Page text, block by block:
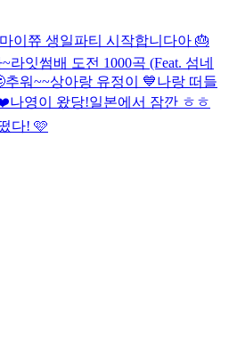
마이쮸 생일파티 시작합니다아 🎂
~라잇썸배 도전 1000곡 (Feat. 섬네
추워~~상아랑 유정이 💙나랑 떠들
나영이 왔당!일본에서 잠깐 ㅎㅎ
다! 🩷